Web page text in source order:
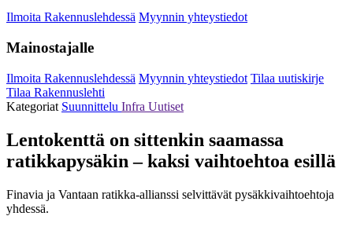
Ilmoita Rakennuslehdessä Myynnin yhteystiedot
Mainostajalle
Ilmoita Rakennuslehdessä Myynnin yhteystiedot Tilaa uutiskirje
Tilaa Rakennuslehti
Kategoriat Suunnittelu Infra Uutiset
Lentokenttä on sittenkin saamassa
ratikkapysäkin – kaksi vaihtoehtoa esillä
Finavia ja Vantaan ratikka-allianssi selvittävät pysäkkivaihtoehtoja
yhdessä.